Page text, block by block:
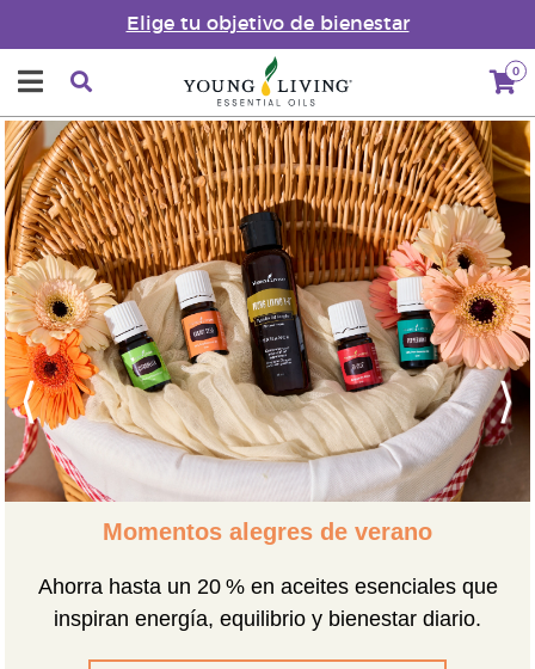
Elige tu objetivo de bienestar
0
Momentos alegres de verano
Ahorra hasta un 20 % en aceites esenciales que
inspiran energía, equilibrio y bienestar diario.
Previous Next